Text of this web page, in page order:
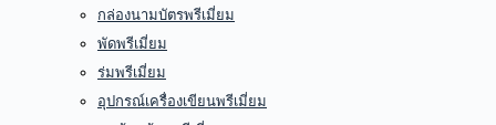
กล่องนามบัตรพรีเมี่ยม
พัดพรีเมี่ยม
ร่มพรีเมี่ยม
อุปกรณ์เครื่องเขียนพรีเมี่ยม